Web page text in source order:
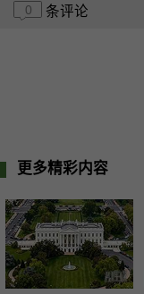
0 条评论
更多精彩内容